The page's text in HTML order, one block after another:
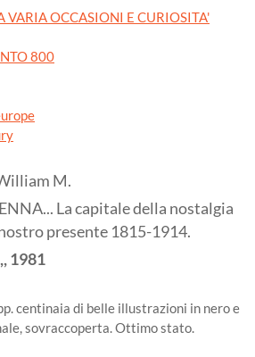
VARIA OCCASIONI E CURIOSITA'
800
M.
La capitale della nostalgia
presente 1815-1914.
1981
centinaia di belle illustrazioni in nero e
sovraccoperta. Ottimo stato.